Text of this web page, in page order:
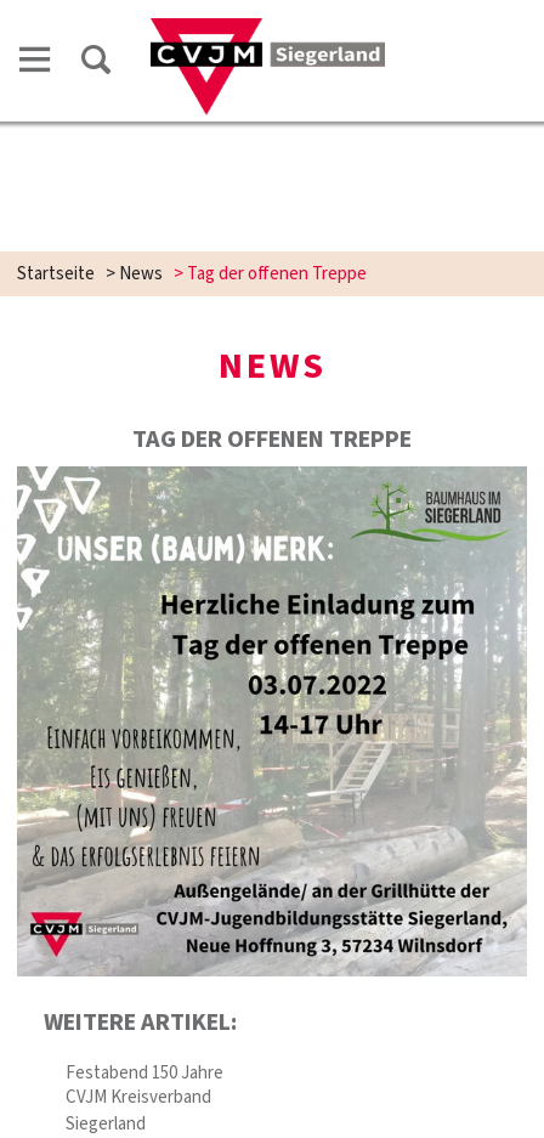
Startseite >News >Tag der offenen Treppe
NEWS
TAG DER OFFENEN TREPPE
WEITERE ARTIKEL:
Festabend 150 Jahre
CVJM Kreisverband
Siegerland